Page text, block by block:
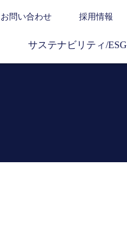
お問い合わせ 採用情報
サステナビリティ/ESG